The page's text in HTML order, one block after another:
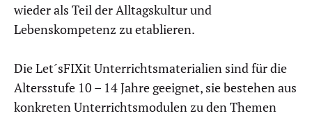
wieder als Teil der Alltagskultur und
Lebenskompetenz zu etablieren.
Die Let´sFIXit Unterrichtsmaterialien sind für die
Altersstufe 10 – 14 Jahre geeignet, sie bestehen aus
konkreten Unterrichtsmodulen zu den Themen